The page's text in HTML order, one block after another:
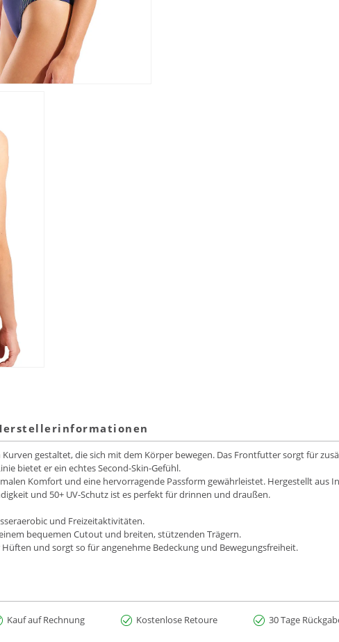
gestaltet, die sich mit dem Körper bewegen. Das Frontfutter sorgt für
bietet er ein echtes Second-Skin-Gefühl.
Komfort und eine hervorragende Passform gewährleistet. Hergestellt aus
und 50+ UV-Schutz ist es perfekt für drinnen und draußen.
und Freizeitaktivitäten.
bequemen Cutout und breiten, stützenden Trägern.
und sorgt so für angenehme Bedeckung und Bewegungsfreiheit.
Kauf auf Rechnung Kostenlose Retoure 30 Tage